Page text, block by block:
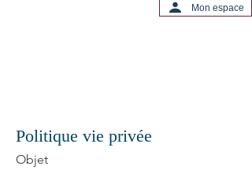
Mon espace
Politique vie privée
Objet